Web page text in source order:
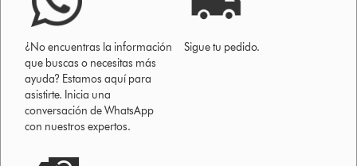
¿No encuentras la información
que buscas o necesitas más
ayuda? Estamos aquí para
asistirte. Inicia una
conversación de WhatsApp
con nuestros expertos.
Sigue tu pedido.